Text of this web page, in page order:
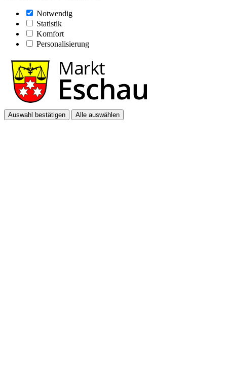
Notwendig
Statistik
Komfort
Personalisierung
Auswahl bestätigen Alle auswählen